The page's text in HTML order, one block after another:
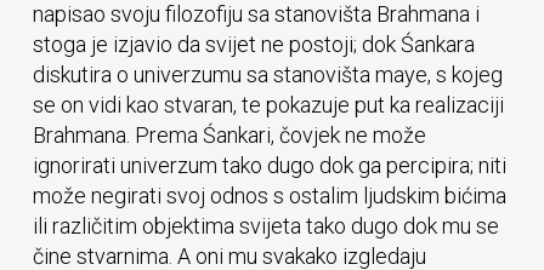
napisao svoju filozofiju sa stanovišta Brahmana i
stoga je izjavio da svijet ne postoji; dok Śankara
diskutira o univerzumu sa stanovišta maye, s kojeg
se on vidi kao stvaran, te pokazuje put ka realizaciji
Brahmana. Prema Śankari, čovjek ne može
ignorirati univerzum tako dugo dok ga percipira; niti
može negirati svoj odnos s ostalim ljudskim bićima
ili različitim objektima svijeta tako dugo dok mu se
čine stvarnima. A oni mu svakako izgledaju